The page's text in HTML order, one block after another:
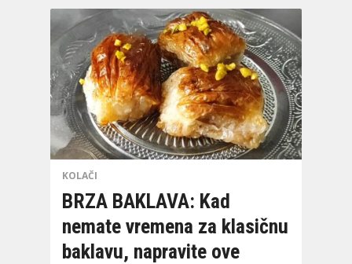
KOLAČI
BRZA BAKLAVA: Kad
nemate vremena za klasičnu
baklavu, napravite ove